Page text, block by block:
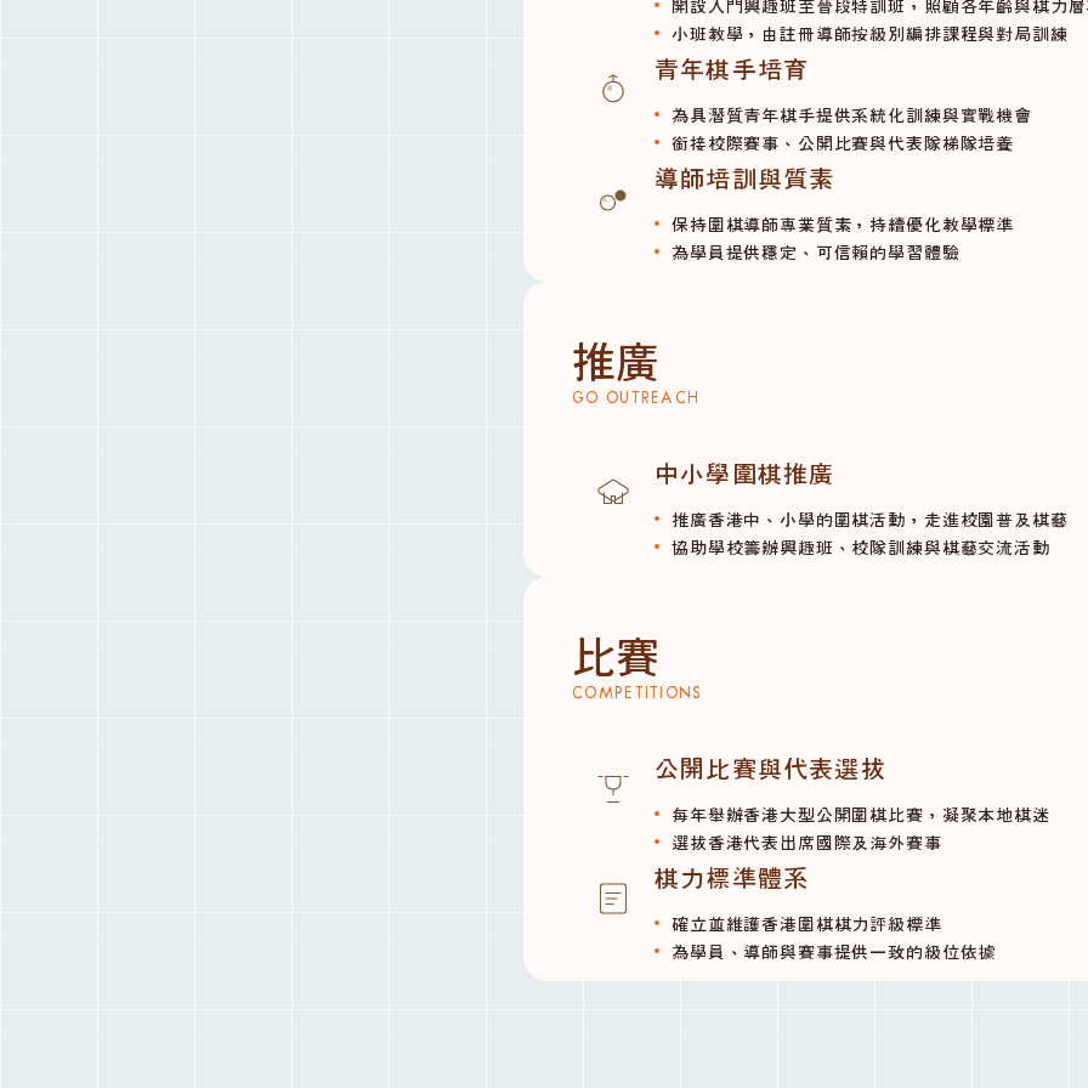
開設入門興趣班至晉段特訓班，照顧各年齡與棋力
小班教學，由註冊導師按級別編排課程與對局訓練
青年棋手培育
為具潛質青年棋手提供系統化訓練與實戰機會
銜接校際賽事、公開比賽與代表隊梯隊培養
導師培訓與質素
保持圍棋導師專業質素，持續優化教學標準
為學員提供穩定、可信賴的學習體驗
推廣
GO OUTREACH
中小學圍棋推廣
推廣香港中、小學的圍棋活動，走進校園普及棋藝
協助學校籌辦興趣班、校隊訓練與棋藝交流活動
比賽
COMPETITIONS
公開比賽與代表選拔
每年舉辦香港大型公開圍棋比賽，凝聚本地棋迷
選拔香港代表出席國際及海外賽事
棋力標準體系
確立並維護香港圍棋棋力評級標準
為學員、導師與賽事提供一致的級位依據